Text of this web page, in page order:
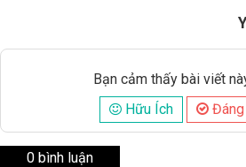
Bạn cảm thấy bài viết
Hữu Ích
0 bình luận